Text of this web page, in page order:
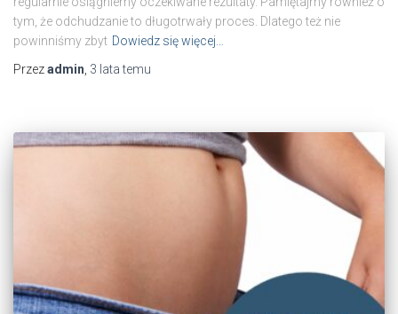
tym, że odchudzanie to długotrwały proces. Dlatego też nie
powinniśmy zbyt Dowiedz się więcej…
Przezadmin 3 latatemu